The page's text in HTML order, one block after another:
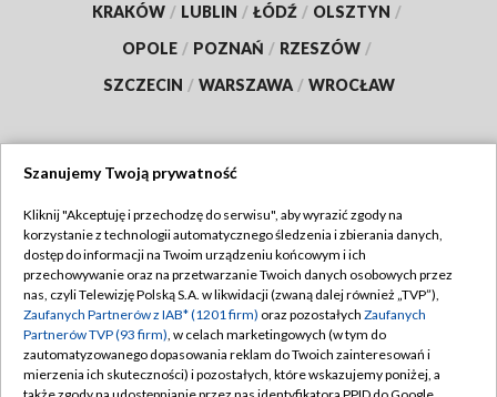
KRAKÓW / LUBLIN / ŁÓDŹ / OLSZTYN /
OPOLE / POZNAŃ / RZESZÓW /
SZCZECIN / WARSZAWA / WROCŁAW
TVP
Abonament TVP
Emisja w TVP
Centrum informacji TVP
Naziemna Telewizja Cyfrowa
Regulamin TVP
Polityka prywatności
Moje zgody
Pomoc
Szanujemy Twoją prywatność
Kliknij "Akceptuję i przechodzę do serwisu", aby wyrazić zgody na
korzystanie z technologii automatycznego śledzenia i zbierania danych,
dostęp do informacji na Twoim urządzeniu końcowym i ich
przechowywanie oraz na przetwarzanie Twoich danych osobowych przez
nas, czyli Telewizję Polską S.A. w likwidacji (zwaną dalej również „TVP”),
Zaufanych Partnerów z IAB* (1201 firm) oraz pozostałych Zaufanych
Partnerów TVP (93 firm), w celach marketingowych (w tym do
zautomatyzowanego dopasowania reklam do Twoich zainteresowań i
mierzenia ich skuteczności) i pozostałych, które wskazujemy poniżej, a